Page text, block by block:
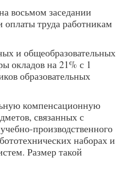
восьмом заседании
труда работникам
и общеобразовательных
окладов на 21% с 1
образовательных
компенсационную
связанных с
производственного
наборах и
Размер такой